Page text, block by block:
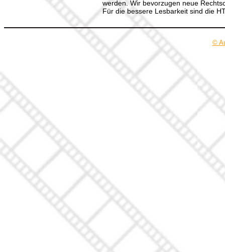
werden. Wir bevorzugen neue
Für die bessere Lesbarkeit sind die
©